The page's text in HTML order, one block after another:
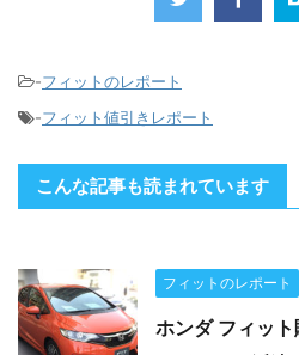
-フィットのレポート
-フィット値引きレポート
こんな記事も読まれています
フィットのレポート
ホンダ フィッ